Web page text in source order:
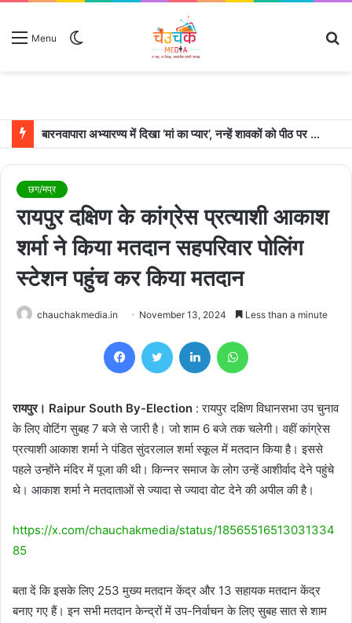
Menu
बारनवापारा अभ्यारण्य में दिखा ‘मां का प्यार’, नन्हें शावकों को पीठ पर बैठाकर घूमती दिखी मादा भालू
छग/मप्र
रायपुर दक्षिण के कांग्रेस प्रत्याशी आकाश
शर्मा ने किया मतदान सहपरिवार पोलिंग
स्टेशन पहुंच कर किया मतदान
chauchakmedia.in November 13, 2024 Less than a minute
FacebookTwitter LinkedIn
रायपुर। Raipur South By-Election : रायपुर दक्षिण विधानसभा उप चुनाव
के लिए वोटिंग सुबह 7 बजे से जारी है। जो शाम 6 बजे तक चलेगी। वहीं कांग्रेस
प्रत्याशी आकाश शर्मा ने पंडित सुंदरलाल शर्मा स्कूल में मतदान किया है। इससे
पहले उन्होंने मंदिर में पूजा की थी। किन्नर समाज के लोग उन्हें आशीर्वाद देने पहुंचे
थे। आकाश शर्मा ने मतदाताओं से ज्यादा से ज्यादा वोट देने की अपील की है।
https://x.com/chauchakmedia/status/18565516513031334
85
बता दें कि इसके लिए 253 मुख्य मतदान केंद्र और 13 सहायक मतदान केंद्र
बनाए गए हैं। इन सभी मतदान केन्द्रों में उप-निर्वाचन के लिए सुबह सात से शाम